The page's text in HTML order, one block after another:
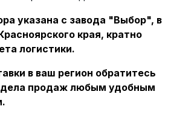
указана с завода "Выбор", в
края, кратно
логистики.
в ваш регион обратитесь
продаж любым удобным